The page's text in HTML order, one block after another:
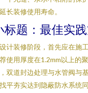
长装修使用寿命。
标题：最佳实
计装修阶段，首先应在施
使用厚度在1.2mm以上的
双道封边处理与水管阀与
平夯实达到隐蔽防水系统